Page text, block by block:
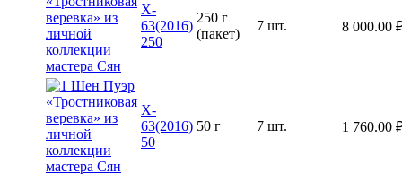
X-
63(2016)
250
250 г
(пакет)
7 шт. 8 000.00
X-
63(2016)
50
50 г 7 шт. 1 760.00